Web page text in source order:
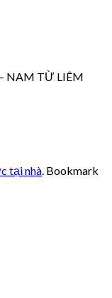
NAM TỪ LIÊM
tại nhà . Bookmark